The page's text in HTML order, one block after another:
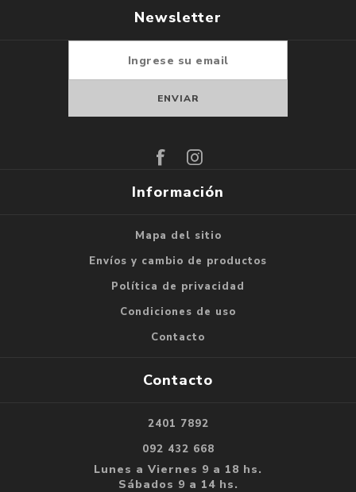
Newsletter
Información
Mapa del sitio
Envíos y cambio de productos
Política de privacidad
Condiciones de uso
Contacto
Contacto
2401 7892
092 432 668
Lunes a Viernes 9 a 18 hs.
Sábados 9 a 14 hs.